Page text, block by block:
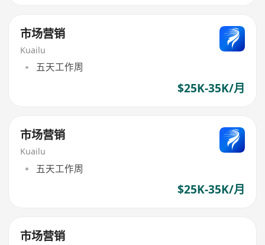
市场营销
Kuailu
五天工作周
$25K-35K/月
市场营销
Kuailu
五天工作周
$25K-35K/月
市场营销